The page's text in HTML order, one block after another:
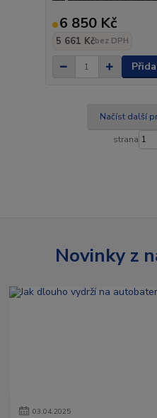
6 850 Kč
5 661 Kčbez DPH
Načíst další
strana
Novinky z
03.04.2025